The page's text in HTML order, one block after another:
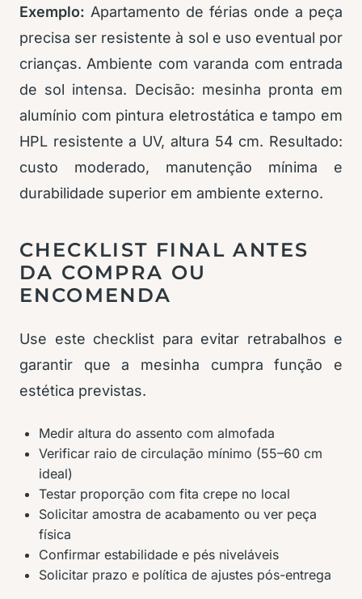
Exemplo: Apartamento de férias onde a peça
precisa ser resistente à sol e uso eventual por
crianças. Ambiente com varanda com entrada
de sol intensa. Decisão: mesinha pronta em
alumínio com pintura eletrostática e tampo em
HPL resistente a UV, altura 54 cm. Resultado:
custo moderado, manutenção mínima e
durabilidade superior em ambiente externo.
CHECKLIST FINAL ANTES
DA COMPRA OU
ENCOMENDA
Use este checklist para evitar retrabalhos e
garantir que a mesinha cumpra função e
estética previstas.
Medir altura do assento com almofada
Verificar raio de circulação mínimo (55–60 cm
ideal)
Testar proporção com fita crepe no local
Solicitar amostra de acabamento ou ver peça
física
Confirmar estabilidade e pés niveláveis
Solicitar prazo e política de ajustes pós-entrega